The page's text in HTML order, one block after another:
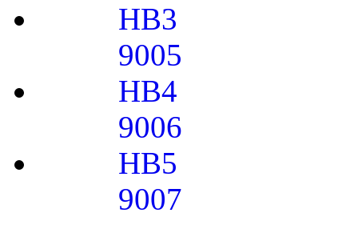
HB3
9005
HB4
9006
HB5
9007